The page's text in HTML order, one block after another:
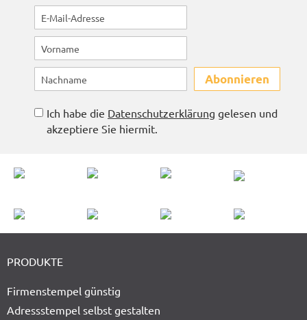
Abonnieren
Ich habe die Datenschutzerklärung gelesen und
akzeptiere Sie hiermit.
PRODUKTE
Firmenstempel günstig
Adressstempel selbst gestalten